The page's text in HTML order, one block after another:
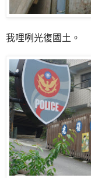
我哩咧光復國土。